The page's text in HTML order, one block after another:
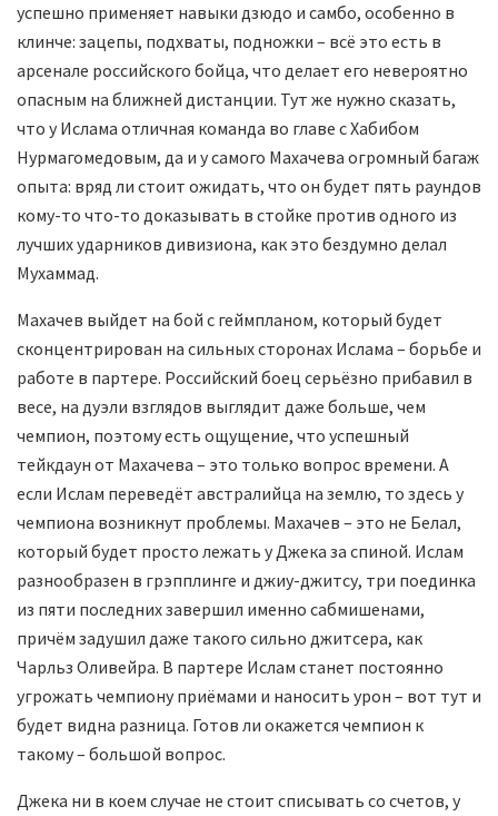
успешно применяет навыки дзюдо и самбо, особенно в
клинче: зацепы, подхваты, подножки – всё это есть в
арсенале российского бойца, что делает его невероятно
опасным на ближней дистанции. Тут же нужно сказать,
что у Ислама отличная команда во главе с Хабибом
Нурмагомедовым, да и у самого Махачева огромный багаж
опыта: вряд ли стоит ожидать, что он будет пять раундов
кому-то что-то доказывать в стойке против одного из
лучших ударников дивизиона, как это бездумно делал
Мухаммад.
Махачев выйдет на бой с геймпланом, который будет
сконцентрирован на сильных сторонах Ислама – борьбе и
работе в партере. Российский боец серьёзно прибавил в
весе, на дуэли взглядов выглядит даже больше, чем
чемпион, поэтому есть ощущение, что успешный
тейкдаун от Махачева – это только вопрос времени. А
если Ислам переведёт австралийца на землю, то здесь у
чемпиона возникнут проблемы. Махачев – это не Белал,
который будет просто лежать у Джека за спиной. Ислам
разнообразен в грэпплинге и джиу-джитсу, три поединка
из пяти последних завершил именно сабмишенами,
причём задушил даже такого сильно джитсера, как
Чарльз Оливейра. В партере Ислам станет постоянно
угрожать чемпиону приёмами и наносить урон – вот тут и
будет видна разница. Готов ли окажется чемпион к
такому – большой вопрос.
Джека ни в коем случае не стоит списывать со счетов, у